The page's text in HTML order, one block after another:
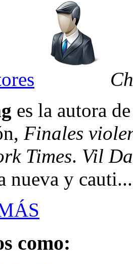
es la autora
Finales
Times. Vil
nueva y cauti...
como: